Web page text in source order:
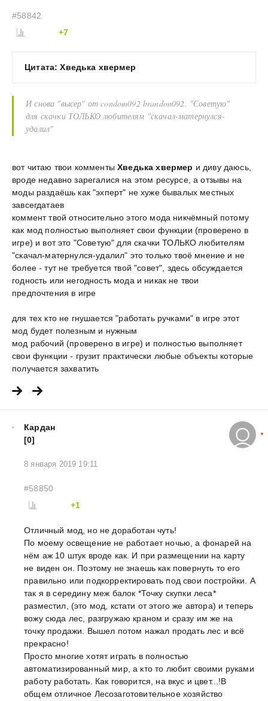
#58842
+7
Цитата: Хведька хвермер
И снова "высер" от condom092 brandon092. "Советую"
для скачки ТОЛЬКО любителям "скачал-матернулся-
удалил"
вот читаю твои комментыХведька хвермер и диву даюсь,
вроде недавно зарегалися на этом ресурсе, а отзывы на
моды раздаёшь как "эхперт" не хуже бывалых местных
завсегдатаев
коммент твой относительно этого мода никчёмный потому
как мод полностью выполняет свои функции (проверено в
игре) и вот это "Советую" для скачки ТОЛЬКО любителям
"скачал-матернулся-удалил" это только твоё мнение и не
более - тут не требуется твой "совет", здесь обсуждается
годность или негодность мода и никак не твои
предпочтения в игре
для тех кто не гнушается "работать ручками" в игре этот
мод будет полезным и нужным
мод рабочий (проверено в игре) и полностью выполняет
свои функции - грузит практически любые объекты которые
получается захватить
Кардан
[0]
8 января 2019 19:11
#58850
+1
Отличный мод, но не доработан чуть!
По моему освещение не работает ночью, а фонарей на
нём аж 10 штук вроде как. И при размещении на карту
не виден он. Поэтому не знаешь как повернуть то его
правильно или подкорректировать под свои постройки. А
так я в середину меж балок *Точку скупки леса*
разместил, (это мод, кстати от этого же автора) и теперь
вожу сюда лес, разгружаю краном и сразу им же на
точку продажи. Вышел потом нажал продать лес и всё
прекрасно!
Просто многие хотят играть в полностью
автоматизированный мир, а кто то любит своими руками
работу работать. Как говорится, на вкус и цвет...!В
общем отличное Лесозаготовительное хозяйство